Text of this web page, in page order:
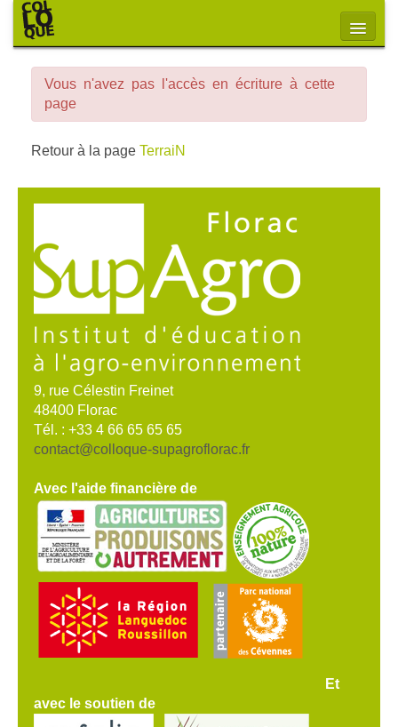
Vous n'avez pas l'accès en écriture à cette
page
Retour à la page TerraiN
9, rue Célestin Freinet
48400 Florac
Tél. : +33 4 66 65 65 65
contact@colloque-supagroflorac.fr
Avec l'aide financière de
Et
avec le soutien de